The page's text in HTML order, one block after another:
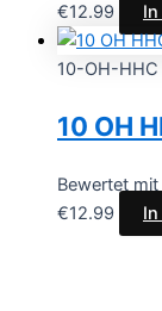
€12.99
10-OH-HHC
10 OH
Bewertet mit
€12.99